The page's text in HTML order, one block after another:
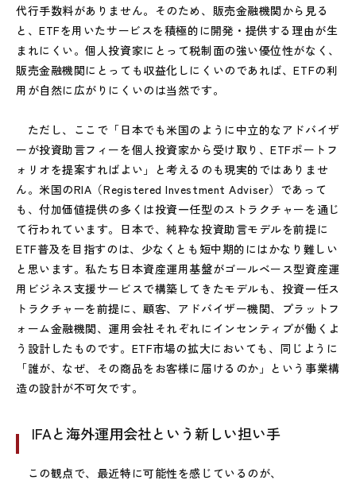
代行手数料がありません。そのため、販売金融機関から見る
と、ETFを用いたサービスを積極的に開発・提供する理由が生
まれにくい。個人投資家にとって税制面の強い優位性がなく、
販売金融機関にとっても収益化しにくいのであれば、ETFの利
用が自然に広がりにくいのは当然です。
ただし、ここで「日本でも米国のように中立的なアドバイザ
ーが投資助言フィーを個人投資家から受け取り、ETFポートフ
ォリオを提案すればよい」と考えるのも現実的ではありませ
ん。米国のRIA（Registered Investment Adviser）であって
も、付加価値提供の多くは投資一任型のストラクチャーを通じ
て行われています。日本で、純粋な投資助言モデルを前提に
ETF普及を目指すのは、少なくとも短中期的にはかなり難しい
と思います。私たち日本資産運用基盤がゴールベース型資産運
用ビジネス支援サービスで構築してきたモデルも、投資一任ス
トラクチャーを前提に、顧客、アドバイザー機関、プラットフ
ォーム金融機関、運用会社それぞれにインセンティブが働くよ
う設計したものです。ETF市場の拡大においても、同じように
「誰が、なぜ、その商品をお客様に届けるのか」という事業構
造の設計が不可欠です。
IFAと海外運用会社という新しい担い手
この観点で、最近特に可能性を感じているのが、